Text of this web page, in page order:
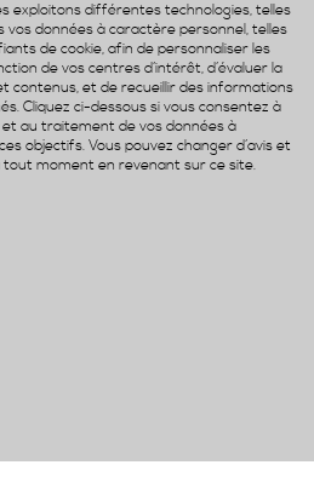
exploitons différentes technologies, telles
vos données à caractère personnel, telles
de cookie, afin de personnaliser les
de vos centres d’intérêt, d’évaluer la
contenus, et de recueillir des informations
Cliquez ci-dessous si vous consentez à
au traitement de vos données à
objectifs. Vous pouvez changer d’avis et
moment en revenant sur ce site.